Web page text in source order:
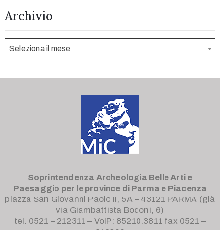
Archivio
Seleziona il mese
Soprintendenza Archeologia Belle Arti e
Paesaggio per le province di Parma e Piacenza
piazza San Giovanni Paolo II, 5A – 43121 PARMA (già
via Giambattista Bodoni, 6)
tel. 0521 – 212311 – VoIP: 85210.3811 fax 0521 –